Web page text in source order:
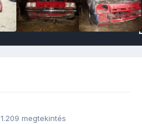
1.209 megtekintés